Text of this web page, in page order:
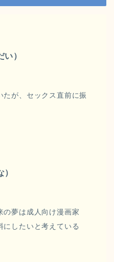
）
が、セックス直前に振
の夢は成人向け漫画家
にしたいと考えている